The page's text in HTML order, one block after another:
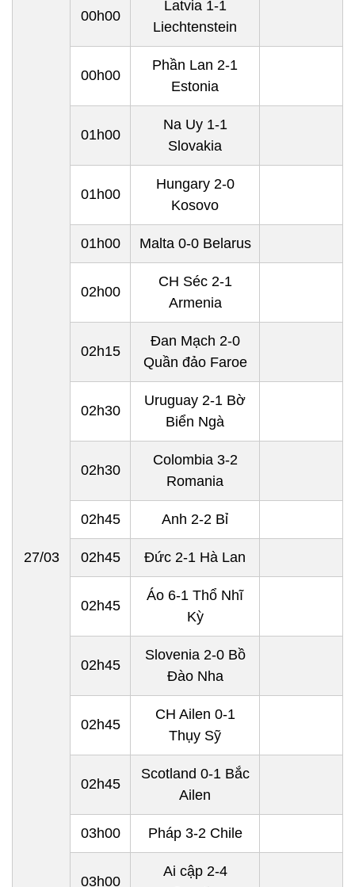
27/03
00h00
Latvia1-1
Liechtenstein
00h00
Phần Lan 2-1
Estonia
01h00
Na Uy1-1
Slovakia
01h00
Hungary2-0
Kosovo
01h00 Malta 0-0 Belarus
02h00
CH Séc2-1
Armenia
02h15
Đan Mạch 2-0
Quần đảo Faroe
02h30
Uruguay 2-1 Bờ
Biển Ngà
02h30
Colombia3-2
Romania
02h45 Anh 2-2 Bỉ
02h45 Đức 2-1 Hà Lan
02h45
Áo 6-1 Thổ Nhĩ
Kỳ
02h45
Slovenia 2-0 Bồ
Đào Nha
02h45
CH Ailen 0-1
Thụy Sỹ
02h45
Scotland 0-1 Bắc
Ailen
03h00 Pháp3-2 Chile
03h00
Ai cập2-4